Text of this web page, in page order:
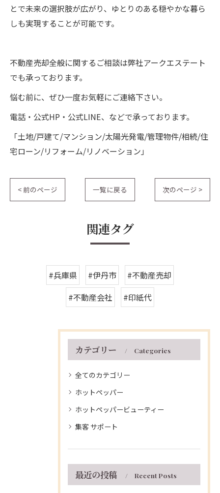
とで未来の選択肢が広がり、ゆとりのある穏やかな暮ら
しも実現することが可能です。
不動産売却全般に関するご相談は弊社アークエステート
でも承っております。
悩む前に、ぜひ一度お気軽にご連絡下さい。
電話・公式HP・公式LINE、などで承っております。
「土地/戸建て/マンション/太陽光発電/管理物件/相続/住
宅ローン/リフォーム/リノベーション」
< 前のページ 一覧に戻る 次のページ >
関連タグ
#兵庫県 #伊丹市
#不動産売却
#不動産会社
#印紙代
カテゴリー Categories
全てのカテゴリー
ホットペッパー
ホットペッパービューティー
集客 サポート
最近の投稿 Recent Posts